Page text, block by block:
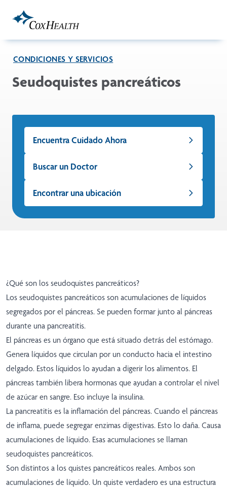
CONDICIONES Y SERVICIOS
Seudoquistes pancreáticos
Encuentra Cuidado Ahora
Buscar un Doctor
Encontrar una ubicación
¿Qué son los seudoquistes pancreáticos?
Los seudoquistes pancreáticos son acumulaciones de líquidos
segregados por el páncreas. Se pueden formar junto al páncreas
durante una pancreatitis.
El páncreas es un órgano que está situado detrás del estómago.
Genera líquidos que circulan por un conducto hacia el intestino
delgado. Estos líquidos lo ayudan a digerir los alimentos. El
páncreas también libera hormonas que ayudan a controlar el nivel
de azúcar en sangre. Eso incluye la insulina.
La pancreatitis es la inflamación del páncreas. Cuando el páncreas
de inflama, puede segregar enzimas digestivas. Esto lo daña. Causa
acumulaciones de líquido. Esas acumulaciones se llaman
seudoquistes pancreáticos.
Son distintos a los quistes pancreáticos reales. Ambos son
acumulaciones de líquido. Un quiste verdadero es una estructura